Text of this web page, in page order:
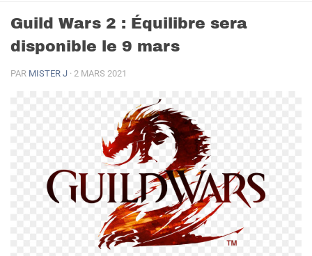
Guild Wars 2 : Équilibre sera
disponible le 9 mars
PAR MISTER J · 2 MARS 2021